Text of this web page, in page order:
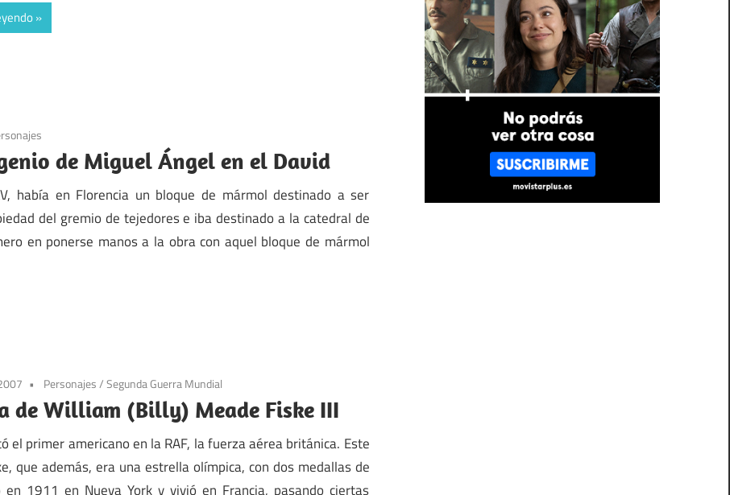
de Miguel Ángel en el David
había en Florencia un bloque de mármol destinado a ser
del gremio de tejedores e iba destinado a la catedral de
en ponerse manos a la obra con aquel bloque de mármol
Personajes/Segunda Guerra Mundial
de William (Billy) Meade Fiske III
el primer americano en la RAF, la fuerza aérea británica. Este
que además, era una estrella olímpica, con dos medallas de
en 1911 en Nueva York y vivió en Francia, pasando ciertas